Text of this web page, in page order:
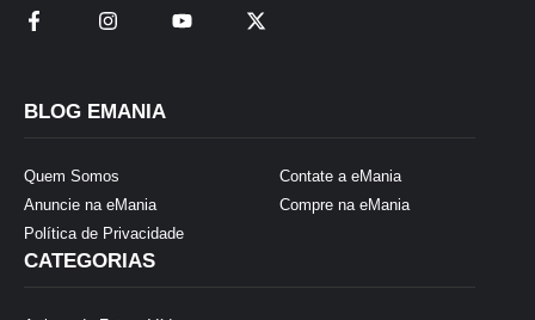
BLOG EMANIA
Quem Somos
Anuncie na eMania
Política de Privacidade
Contate a eMania
Compre na eMania
CATEGORIAS